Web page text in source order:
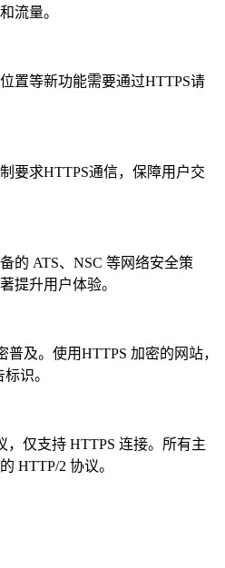
流量。
置等新功能需要通过HTTPS请
要求HTTPS通信，保障用户交
的 ATS、NSC 等网络安全策
提升用户体验。
及。使用HTTPS 加密的网站，
识。
，仅支持 HTTPS 连接。所有主
HTTP/2 协议。